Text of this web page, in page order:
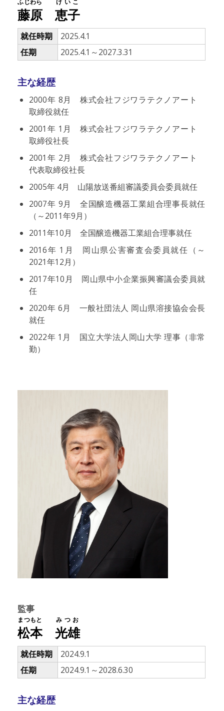
藤原
ふじわら
恵子
けいこ
就任時期
2025.4.1
任期
2025.4.1～2027.3.31
主な経歴
2000年 8月 株式会社フジワラテクノアート
取締役就任
2001年 1月 株式会社フジワラテクノアート
取締役社長
2001年 2月 株式会社フジワラテクノアート
代表取締役社長
2005年 4月 山陽放送番組審議委員会委員就任
2007年 9月 全国醸造機器工業組合理事長就任
（～2011年9月）
2011年10月 全国醸造機器工業組合理事就任
2016年 1月 岡山県公害審査会委員就任（～
2021年12月）
2017年10月 岡山県中小企業振興審議会委員就
任
2020年 6月 一般社団法人 岡山県溶接協会会長
就任
2022年 1月 国立大学法人岡山大学 理事（非常
勤）
監事
松本
まつもと
光雄
みつお
就任時期
2024.9.1
任期
2024.9.1～2028.6.30
主な経歴